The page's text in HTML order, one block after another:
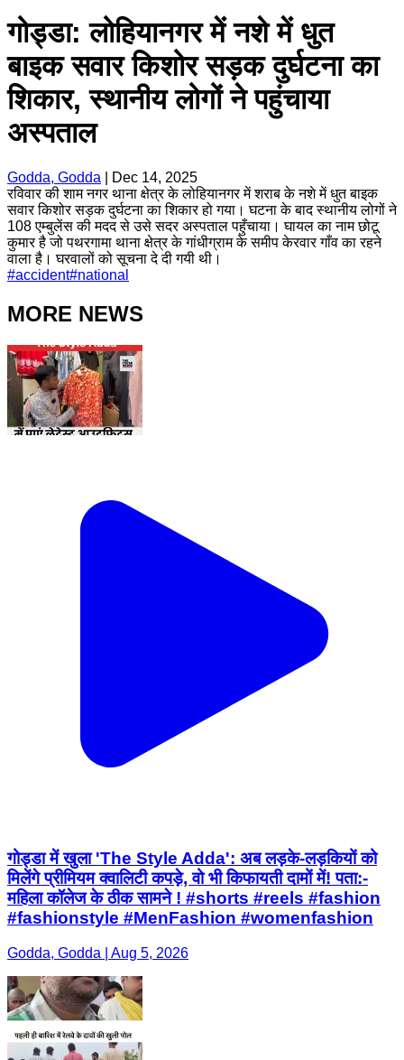
गोड्डा: लोहियानगर में नशे में धुत
बाइक सवार किशोर सड़क दुर्घटना का
शिकार, स्थानीय लोगों ने पहुंचाया
अस्पताल
Godda, Godda
Dec 14, 2025
रविवार की शाम नगर थाना क्षेत्र के लोहियानगर में शराब के नशे में धुत बाइक
सवार किशोर सड़क दुर्घटना का शिकार हो गया। घटना के बाद स्थानीय लोगों ने
108 एम्बुलेंस की मदद से उसे सदर अस्पताल पहुँचाया। घायल का नाम छोटू
कुमार है जो पथरगामा थाना क्षेत्र के गांधीग्राम के समीप केरवार गाँव का रहने
वाला है। घरवालों को सूचना दे दी गयी थी।
#accident#national
MORE NEWS
गोड्डा में खुला 'The Style Adda': अब लड़के-लड़कियों को
मिलेंगे प्रीमियम क्वालिटी कपड़े, वो भी किफायती दामों में! पता:-
महिला कॉलेज के ठीक सामने ! #shorts #reels #fashion
#fashionstyle #MenFashion #womenfashion
Godda, Godda | Aug 5, 2026